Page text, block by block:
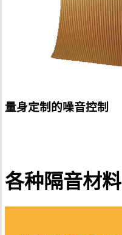
量身定制的噪音控制
各种隔音材料